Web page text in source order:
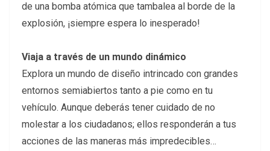
de una bomba atómica que tambalea al borde de la
explosión, ¡siempre espera lo inesperado!
Viaja a través de un mundo dinámico
Explora un mundo de diseño intrincado con grandes
entornos semiabiertos tanto a pie como en tu
vehículo. Aunque deberás tener cuidado de no
molestar a los ciudadanos; ellos responderán a tus
acciones de las maneras más impredecibles…